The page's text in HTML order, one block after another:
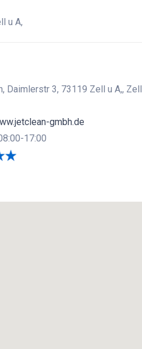
u A,
Daimlerstr 3, 73119 Zell u A,, Zell
gmbh.de
17:00